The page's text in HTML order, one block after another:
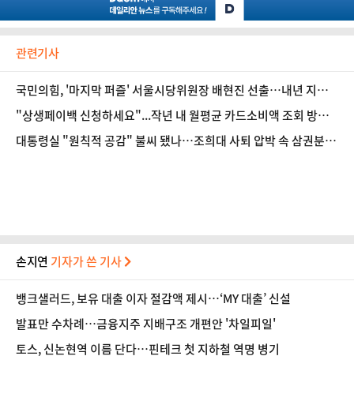
관련기사
국민의힘, '마지막 퍼즐' 서울시당위원장 배현진 선출…내년 지방
선거 영향은
"상생페이백 신청하세요"...작년 내 월평균 카드소비액 조회 방법
은?
대통령실 "원칙적 공감" 불씨 됐나…조희대 사퇴 압박 속 삼권분립
손지연 기자가 쓴 기사
뱅크샐러드, 보유 대출 이자 절감액 제시…‘MY 대출’ 신설
발표만 수차례…금융지주 지배구조 개편안 '차일피일'
토스, 신논현역 이름 단다…핀테크 첫 지하철 역명 병기